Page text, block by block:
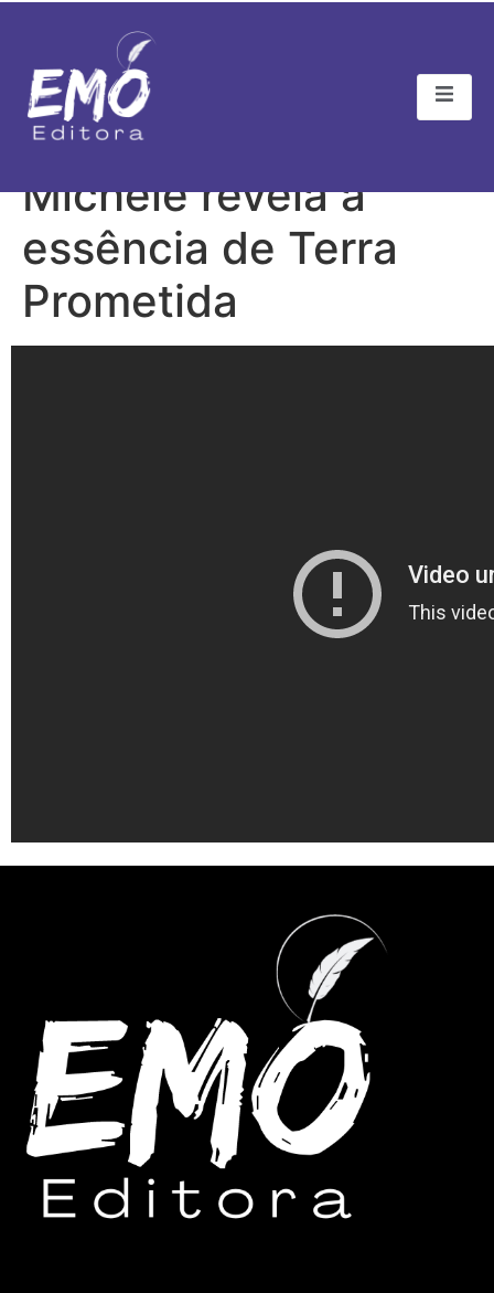
Gossip News – Alba
Michele revela a
essência de Terra
Prometida